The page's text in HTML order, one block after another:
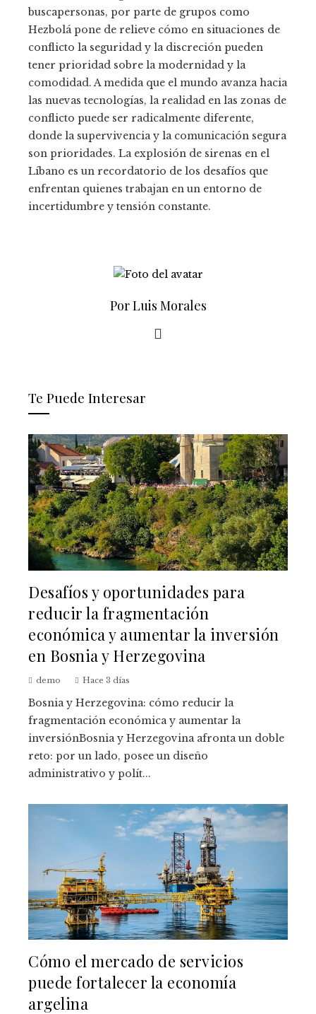
buscapersonas, por parte de grupos como
Hezbolá pone de relieve cómo en situaciones de
conflicto la seguridad y la discreción pueden
tener prioridad sobre la modernidad y la
comodidad. A medida que el mundo avanza hacia
las nuevas tecnologías, la realidad en las zonas de
conflicto puede ser radicalmente diferente,
donde la supervivencia y la comunicación segura
son prioridades. La explosión de sirenas en el
Líbano es un recordatorio de los desafíos que
enfrentan quienes trabajan en un entorno de
incertidumbre y tensión constante.
Por Luis Morales
Te Puede Interesar
Desafíos y oportunidades para
reducir la fragmentación
económica y aumentar la inversión
en Bosnia y Herzegovina
demo Hace 3 días
Bosnia y Herzegovina: cómo reducir la
fragmentación económica y aumentar la
inversiónBosnia y Herzegovina afronta un doble
reto: por un lado, posee un diseño
administrativo y polít...
Cómo el mercado de servicios
puede fortalecer la economía
argelina